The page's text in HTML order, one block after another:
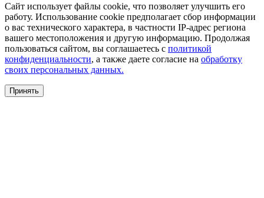
Сайт использует файлы cookie, что позволяет улучшить его
работу. Использование cookie предполагает сбор информации
о вас технического характера, в частности IP-адрес региона
вашего местоположения и другую информацию. Продолжая
пользоваться сайтом, вы соглашаетесь с политикой
конфиденциальности, а также даете согласие на обработку
своих персональных данных.
Принять